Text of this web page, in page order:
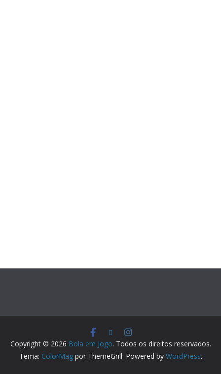
Copyright © 2026 Bola em Jogo. Todos os direitos reservados.
Tema: ColorMagpor ThemeGrill. Powered by WordPress.